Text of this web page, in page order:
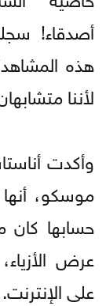
أصدقاء!
هذه
لأننا
موسكو،
حسابها
عرض
على الإنترنت.